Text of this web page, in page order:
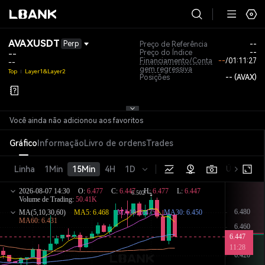
AVAXUSDT Perp
--
--
Top Layer1&Layer2
Preço de Referência
--
Preço do Índice
--
Financiamento/Conta
gem regressiva
--/01:11:27
Posições
-- (AVAX)
Você ainda não adicionou aos favoritos
GráficoInformaçãoLivro de ordensTrades
Linha 1Min 15Min 4H 1D Último